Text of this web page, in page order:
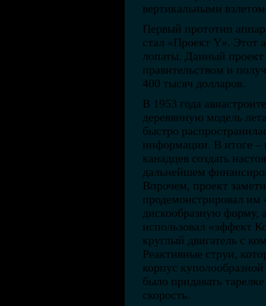
вертикальными
Первый прототип
стал «Проект Y». Этот
лопаты. Данный
правительством и
400 тысяч долларов.
В 1953 года
деревянную модель
быстро
информации. В итоге –
канадцев создать
дальнейшем
Впрочем, проект
продемонстрировал
дискообразную форму,
использовал «эффект
круглый двигатель с
Реактивные струи,
корпус
было придавать
скорость.